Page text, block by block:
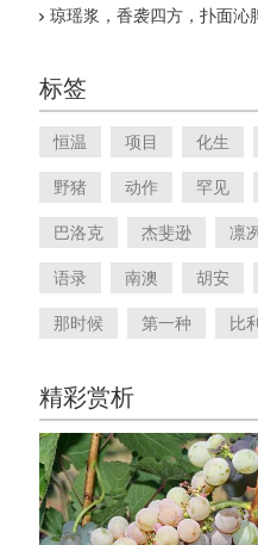
琼瑶浆，香袭四方，扑面沁
标签
恒温 项目 化生
野猪 动作 罕见
巴洛克 杰斐逊 凛冽
语录 南澳 胡安
那时候 第一种 比利
精彩赏析